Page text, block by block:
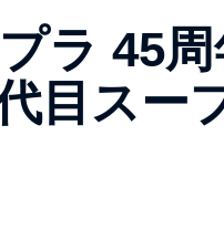
ラ 45
目スー